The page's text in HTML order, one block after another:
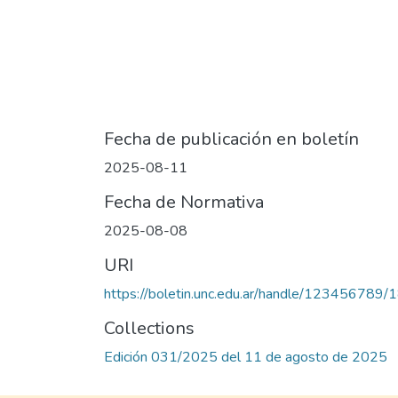
Fecha de publicación en boletín
2025-08-11
Fecha de Normativa
2025-08-08
URI
https://boletin.unc.edu.ar/handle/123456789/
Collections
Edición 031/2025 del 11 de agosto de 2025